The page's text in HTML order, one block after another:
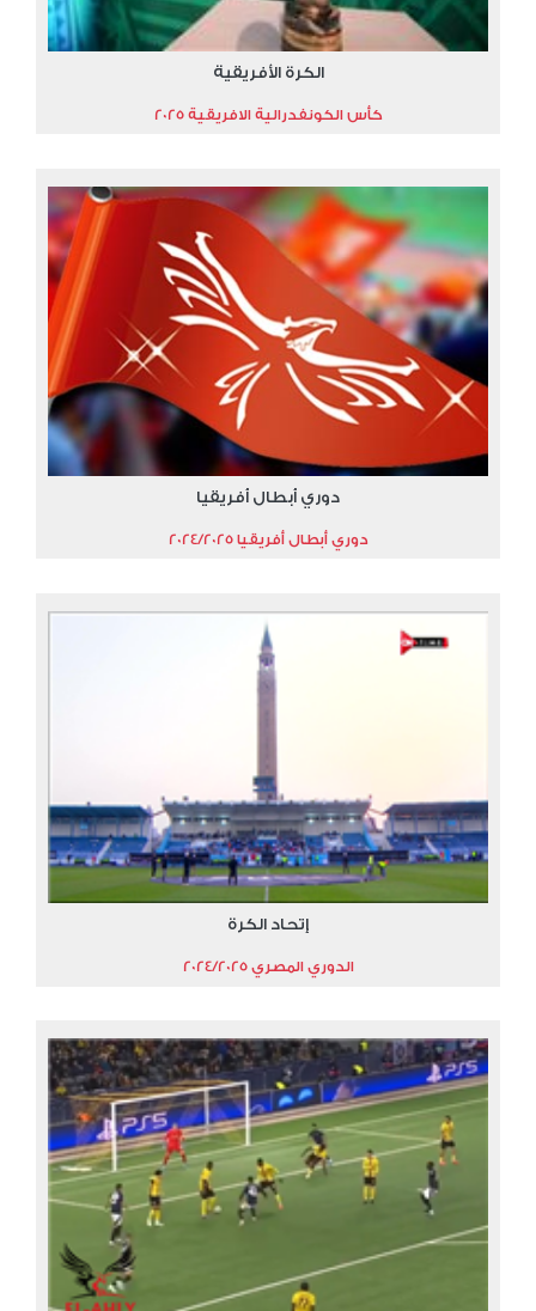
الكرة الأفريقية
كأس الكونفدرالية الافريقية 2025
دوري أبطال أفريقيا
دوري أبطال أفريقيا 2024/2025
إتحاد الكرة
الدوري المصري 2024/2025